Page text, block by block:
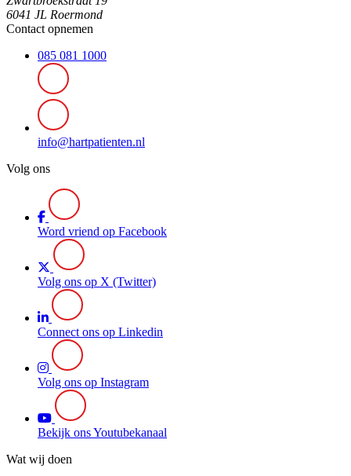
6041 JL Roermond
Contact opnemen
085 081 1000
info@hartpatienten.nl
Volg ons
Word vriend op Facebook
Volg ons op X (Twitter)
Connect ons op Linkedin
Volg ons op Instagram
Bekijk ons Youtubekanaal
Wat wij doen